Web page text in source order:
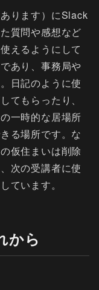
ります）にSlack
質問や感想など
えるようにして
あり、事務局や
日記のように使
てもらったり、
一時的な居場所
る場所です。な
仮住まいは削除
次の受講者に使
ています。
から